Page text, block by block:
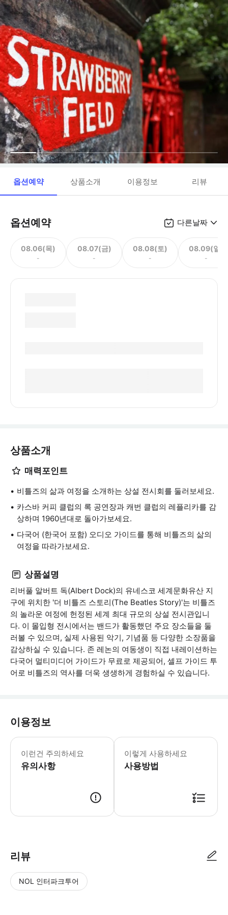
옵션예약 상품소개 이용정보 리뷰
옵션예약 다른날짜
08.06(목)
-
08.07(금)
-
08.08(토)
-
08.09(일)
-
상품소개
매력포인트
비틀즈의 삶과 여정을 소개하는 상설 전시회를 둘러보세요.
카스바 커피 클럽의 록 공연장과 캐번 클럽의 레플리카를 감
상하며 1960년대로 돌아가보세요.
다국어 (한국어 포함) 오디오 가이드를 통해 비틀즈의 삶의
여정을 따라가보세요.
상품설명
리버풀 알버트 독(Albert Dock)의 유네스코 세계문화유산 지
구에 위치한 '더 비틀즈 스토리(The Beatles Story)'는 비틀즈
의 놀라운 여정에 헌정된 세계 최대 규모의 상설 전시관입니
다. 이 몰입형 전시에서는 밴드가 활동했던 주요 장소들을 둘
러볼 수 있으며, 실제 사용된 악기, 기념품 등 다양한 소장품을
감상하실 수 있습니다. 존 레논의 여동생이 직접 내레이션하는
다국어 멀티미디어 가이드가 무료로 제공되어, 셀프 가이드 투
어로 비틀즈의 역사를 더욱 생생하게 경험하실 수 있습니다.
이용정보
이런건 주의하세요
유의사항
어린이 규정 -5세 미만 어린이는 무
이렇게 사용하세요
사용방법
리뷰
NOL 인터파크투어